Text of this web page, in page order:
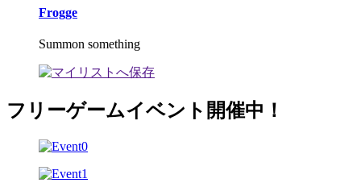
Frogge
Summon something
フリーゲームイベント開催中！